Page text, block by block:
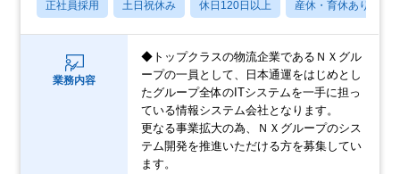
正社員採用 土日祝休み 休日120日以上 産休・育休あり
業務内容
◆トップクラスの物流企業であるＮＸグル
ープの一員として、日本通運をはじめとし
たグループ全体のITシステムを一手に担っ
ている情報システム会社となります。
更なる事業拡大の為、ＮＸグループのシス
テム開発を推進いただける方を募集してい
ます。